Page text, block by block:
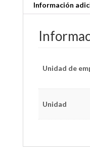
Información
Unidad de
Unidad